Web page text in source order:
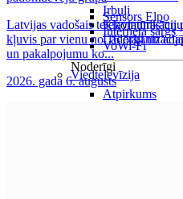
Sensors Elpo
Interneta sargs
VoWi-Fi
Viedtelevīzija
Irbuļi
Klaviatūras un
Lādētāji un
Noderīgi
Atpirkums
Latvijas vadošais
kļuvis par vienu no 16
un pakalpojumu ko...
2026. gada 6. augusts